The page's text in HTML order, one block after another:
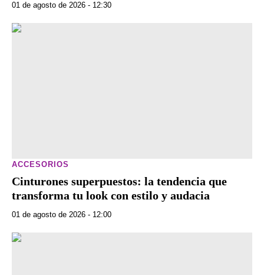
01 de agosto de 2026 - 12:30
ACCESORIOS
Cinturones superpuestos: la tendencia que
transforma tu look con estilo y audacia
01 de agosto de 2026 - 12:00